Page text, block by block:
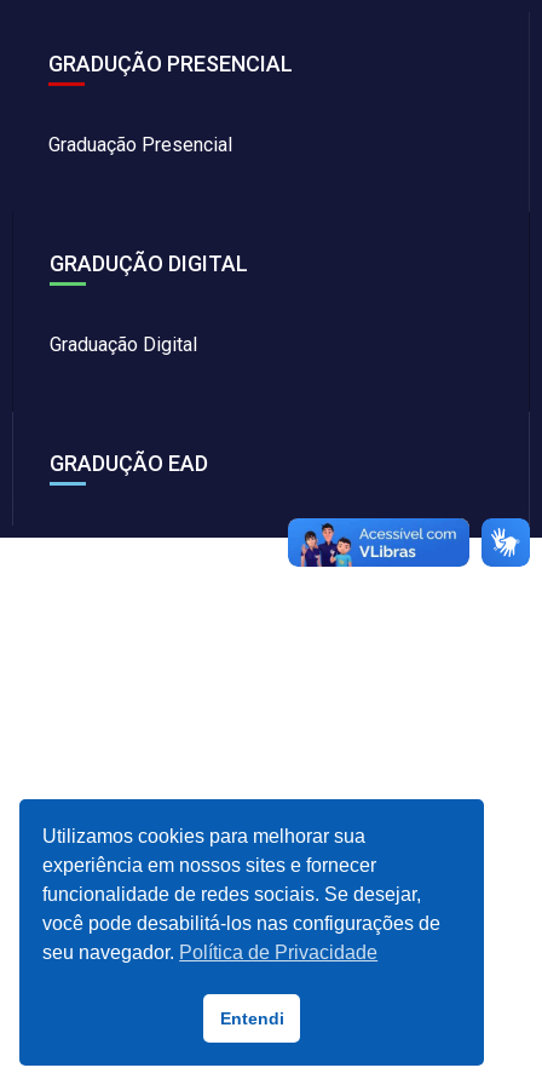
GRADUÇÃO PRESENCIAL
Graduação Presencial
GRADUÇÃO DIGITAL
Graduação Digital
GRADUÇÃO EAD
Utilizamos cookies para melhorar sua
experiência em nossos sites e fornecer
funcionalidade de redes sociais. Se desejar,
você pode desabilitá-los nas configurações de
seu navegador. Política de Privacidade
Entendi